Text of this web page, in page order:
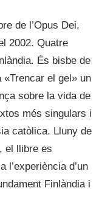
de l’Opus Dei,
2002. Quatre
És bisbe de
el gel» un
sobre la vida de
més singulars i
catòlica. Lluny de
el llibre es
l’experiència d’un
Finlàndia i